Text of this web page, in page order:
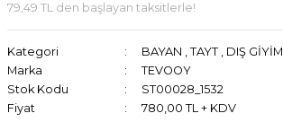
79,49 TL den başlayan taksitlerle!
Kategori BAYAN , TAYT , DIŞ GİYİM
Marka
TEVOOY
Stok Kodu
ST00028_1532
Fiyat
780,00 TL + KDV